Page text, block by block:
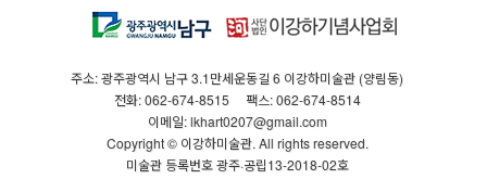
주소: 광주광역시 남구 3.1만세운동길 6 이강하미술관 (양림동)
전화: 062-674-8515
팩스: 062-674-8514
이메일: lkhart0207@gmail.com
Copyright © 이강하미술관. All rights reserved.
미술관 등록번호 광주·공립13-2018-02호